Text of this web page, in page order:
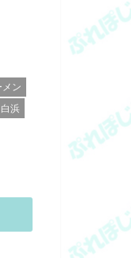
メン
白浜